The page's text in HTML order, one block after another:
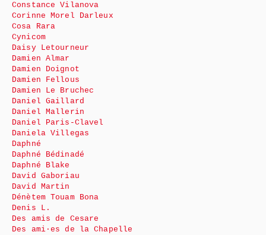
Constance Vilanova
Corinne Morel Darleux
Cosa Rara
Cynicom
Daisy Letourneur
Damien Almar
Damien Doignot
Damien Fellous
Damien Le Bruchec
Daniel Gaillard
Daniel Mallerin
Daniel Paris-Clavel
Daniela Villegas
Daphné
Daphné Bédinadé
Daphné Blake
David Gaboriau
David Martin
Dénètem Touam Bona
Denis L.
Des amis de Cesare
Des ami·es de la Chapelle